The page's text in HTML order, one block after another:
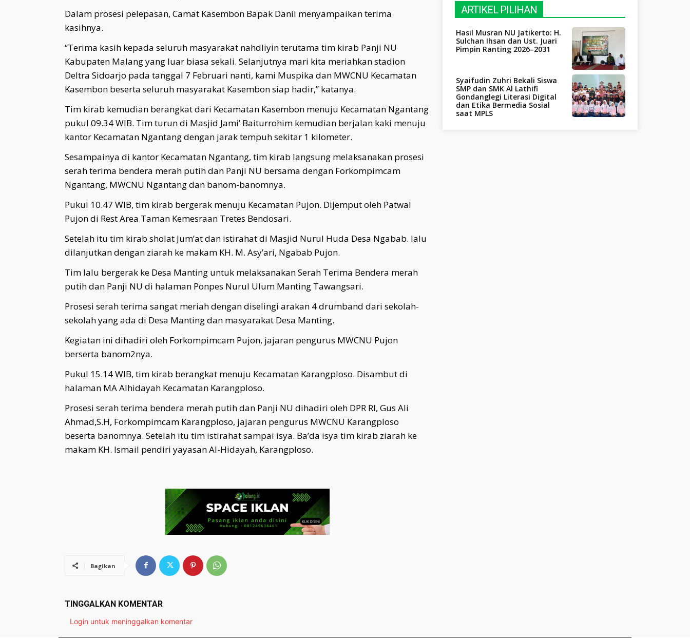
Dalam prosesi pelepasan, Camat Kasembon Bapak Danil menyampaikan terima
kasihnya.
“Terima kasih kepada seluruh masyarakat nahdliyin terutama tim kirab Panji NU
Kabupaten Malang yang luar biasa sekali. Selanjutnya mari kita meriahkan stadion
Deltra Sidoarjo pada tanggal 7 Februari nanti, kami Muspika dan MWCNU Kecamatan
Kasembon beserta seluruh masyarakat Kasembon siap hadir,” katanya.
Tim kirab kemudian berangkat dari Kecamatan Kasembon menuju Kecamatan Ngantang
pukul 09.34 WIB. Tim turun di Masjid Jami’ Baiturrohim kemudian berjalan kaki menuju
kantor Kecamatan Ngantang dengan jarak tempuh sekitar 1 kilometer.
Sesampainya di kantor Kecamatan Ngantang, tim kirab langsung melaksanakan prosesi
serah terima bendera merah putih dan Panji NU bersama dengan Forkompimcam
Ngantang, MWCNU Ngantang dan banom-banomnya.
Pukul 10.47 WIB, tim kirab bergerak menuju Kecamatan Pujon. Dijemput oleh Patwal
Pujon di Rest Area Taman Kemesraan Tretes Bendosari.
Setelah itu tim kirab sholat Jum’at dan istirahat di Masjid Nurul Huda Desa Ngabab. lalu
dilanjutkan dengan ziarah ke makam KH. M. Asy’ari, Ngabab Pujon.
Tim lalu bergerak ke Desa Manting untuk melaksanakan Serah Terima Bendera merah
putih dan Panji NU di halaman Ponpes Nurul Ulum Manting Tawangsari.
Prosesi serah terima sangat meriah dengan diselingi arakan 4 drumband dari sekolah-
sekolah yang ada di Desa Manting dan masyarakat Desa Manting.
Kegiatan ini dihadiri oleh Forkompimcam Pujon, jajaran pengurus MWCNU Pujon
berserta banom2nya.
Pukul 15.14 WIB, tim kirab berangkat menuju Kecamatan Karangploso. Disambut di
halaman MA Alhidayah Kecamatan Karangploso.
Prosesi serah terima bendera merah putih dan Panji NU dihadiri oleh DPR RI, Gus Ali
Ahmad,S.H, Forkompimcam Karangploso, jajaran pengurus MWCNU Karangploso
beserta banomnya. Setelah itu tim istirahat sampai isya. Ba’da isya tim kirab ziarah ke
makam KH. Ismail pendiri yayasan Al-Hidayah, Karangploso.
Bagikan
TINGGALKAN KOMENTAR
Login untuk meninggalkan komentar
ARTIKEL PILIHAN
Hasil Musran NU Jatikerto: H.
Sulchan Ihsan dan Ust. Juari
Pimpin Ranting 2026–2031
Syaifudin Zuhri Bekali Siswa
SMP dan SMK Al Lathifi
Gondanglegi Literasi Digital
dan Etika Bermedia Sosial
saat MPLS